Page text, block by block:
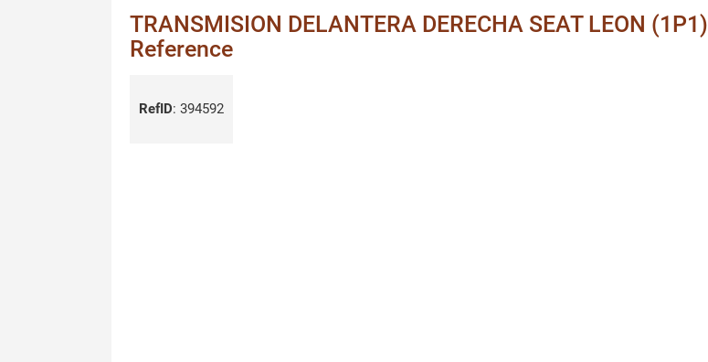
TRANSMISION DELANTERA DERECHA SEAT LEON (1P1)
Reference
RefID: 394592